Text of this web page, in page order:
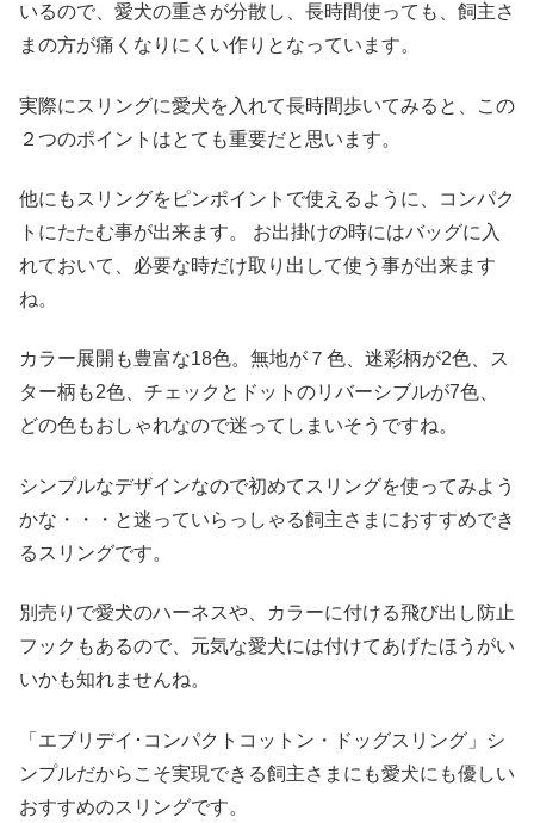
いるので、愛犬の重さが分散し、長時間使っても、飼主さ
まの方が痛くなりにくい作りとなっています。
実際にスリングに愛犬を入れて長時間歩いてみると、この
２つのポイントはとても重要だと思います。
他にもスリングをピンポイントで使えるように、コンパク
トにたたむ事が出来ます。 お出掛けの時にはバッグに入
れておいて、必要な時だけ取り出して使う事が出来ます
ね。
カラー展開も豊富な18色。無地が７色、迷彩柄が2色、ス
ター柄も2色、チェックとドットのリバーシブルが7色、
どの色もおしゃれなので迷ってしまいそうですね。
シンプルなデザインなので初めてスリングを使ってみよう
かな・・・と迷っていらっしゃる飼主さまにおすすめでき
るスリングです。
別売りで愛犬のハーネスや、カラーに付ける飛び出し防止
フックもあるので、元気な愛犬には付けてあげたほうがい
いかも知れませんね。
「エブリデイ･コンパクトコットン・ドッグスリング」シ
ンプルだからこそ実現できる飼主さまにも愛犬にも優しい
おすすめのスリングです。